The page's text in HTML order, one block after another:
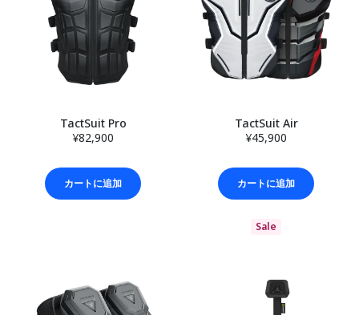
TactSuit Pro
¥82,900
カートに追加
TactSuit Air
¥45,900
カートに追加
Sale